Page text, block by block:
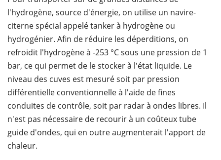
l'hydrogène, source d'énergie, on utilise un navire-
citerne spécial appelé tanker à hydrogène ou
hydrogénier. Afin de réduire les déperditions, on
refroidit l'hydrogène à -253 °C sous une pression de 1
bar, ce qui permet de le stocker à l'état liquide. Le
niveau des cuves est mesuré soit par pression
différentielle conventionnelle à l'aide de fines
conduites de contrôle, soit par radar à ondes libres. Il
n'est pas nécessaire de recourir à un coûteux tube
guide d'ondes, qui en outre augmenterait l'apport de
chaleur.